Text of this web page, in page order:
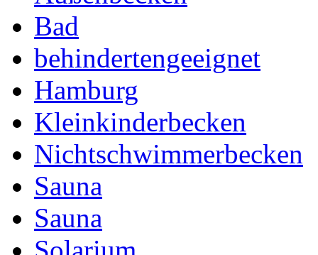
Bad
behindertengeeignet
Hamburg
Kleinkinderbecken
Nichtschwimmerbecken
Sauna
Sauna